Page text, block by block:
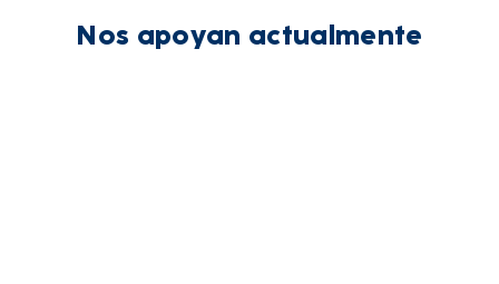
Nos apoyan actualmente